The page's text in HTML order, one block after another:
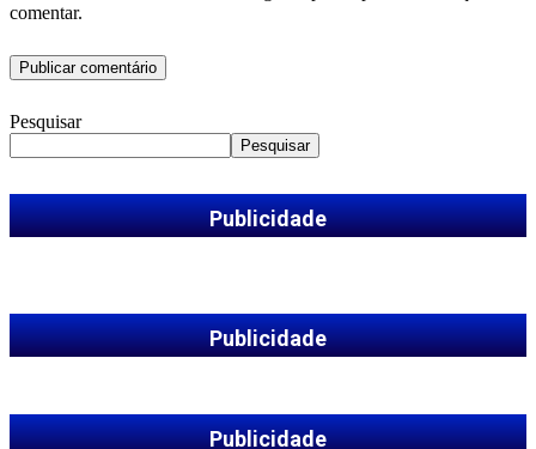
comentar.
Pesquisar
Pesquisar
Publicidade
Publicidade
Publicidade